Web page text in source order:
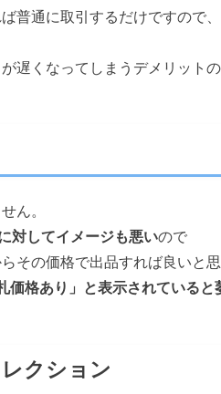
普通に取引するだけですので
遅くなってしまうデメリットの
ん。
対してイメージも悪いので
その価格で出品すれば良いと思
格あり」と表示されていると
クション